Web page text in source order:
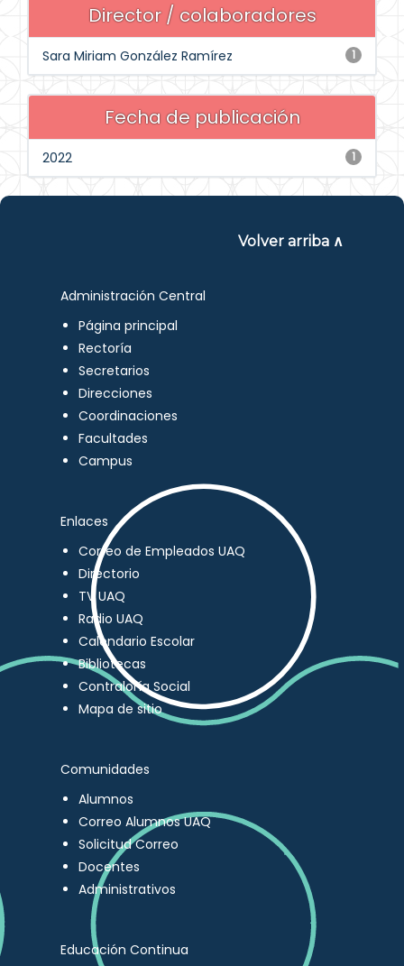
Director / colaboradores
1
Sara Miriam González Ramírez
Fecha de publicación
1
2022
Volver arriba ∧
Administración Central
Página principal
Rectoría
Secretarios
Direcciones
Coordinaciones
Facultades
Campus
Enlaces
Correo de Empleados UAQ
Directorio
TV UAQ
Radio UAQ
Calendario Escolar
Bibliotecas
Contraloría Social
Mapa de sitio
Comunidades
Alumnos
Correo Alumnos UAQ
Solicitud Correo
Docentes
Administrativos
Educación Continua